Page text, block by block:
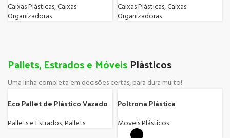
Caixas Plásticas,Caixas
Organizadoras
Caixas Plásticas,Caixas
Organizadoras
Pallets, Estrados e MóveisPlásticos
Uma linha completa em decisões certas, para dura muito!
Eco Pallet de Plástico Vazado
Pallets e Estrados,Pallets
Poltrona Plástica
Moveis Plásticos